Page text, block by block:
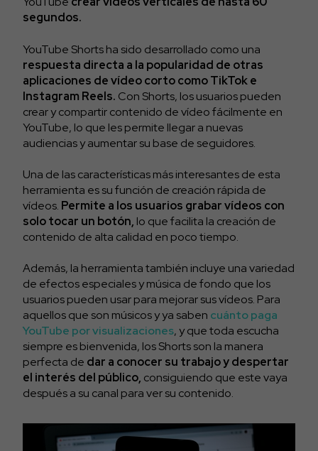
segundos.
YouTube Shorts ha sido desarrollado como una
respuesta directa a la popularidad de otras
aplicaciones de vídeo corto como TikTok e
Instagram Reels. Con Shorts, los usuarios pueden
crear y compartir contenido de vídeo fácilmente en
YouTube, lo que les permite llegar a nuevas
audiencias y aumentar su base de seguidores.
Una de las características más interesantes de esta
herramienta es su función de creación rápida de
vídeos. Permite a los usuarios grabar vídeos con
solo tocar un botón, lo que facilita la creación de
contenido de alta calidad en poco tiempo.
Además, la herramienta también incluye una variedad
de efectos especiales y música de fondo que los
usuarios pueden usar para mejorar sus vídeos. Para
aquellos que son músicos y ya saben cuánto paga
YouTube por visualizaciones, y que toda escucha
siempre es bienvenida, los Shorts son la manera
perfecta de dar a conocer su trabajo y despertar
el interés del público, consiguiendo que este vaya
después a su canal para ver su contenido.